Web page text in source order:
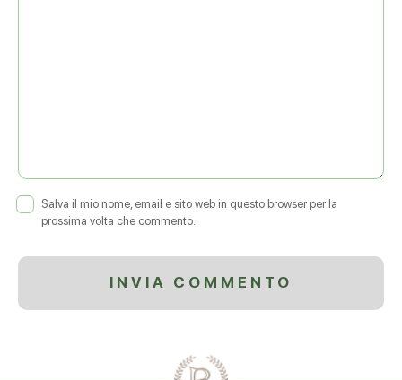
Salva il mio nome, email e sito web in questo browser per la
prossima volta che commento.